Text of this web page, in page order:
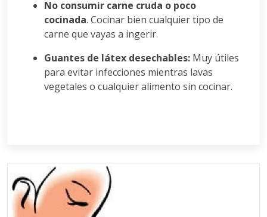
No consumir carne cruda o poco
cocinada. Cocinar bien cualquier tipo de
carne que vayas a ingerir.
Guantes de látex desechables: Muy útiles
para evitar infecciones mientras lavas
vegetales o cualquier alimento sin cocinar.